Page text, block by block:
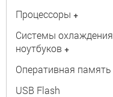
Процессоры +
Системы
ноутбуков +
Оперативная память
USB Flash